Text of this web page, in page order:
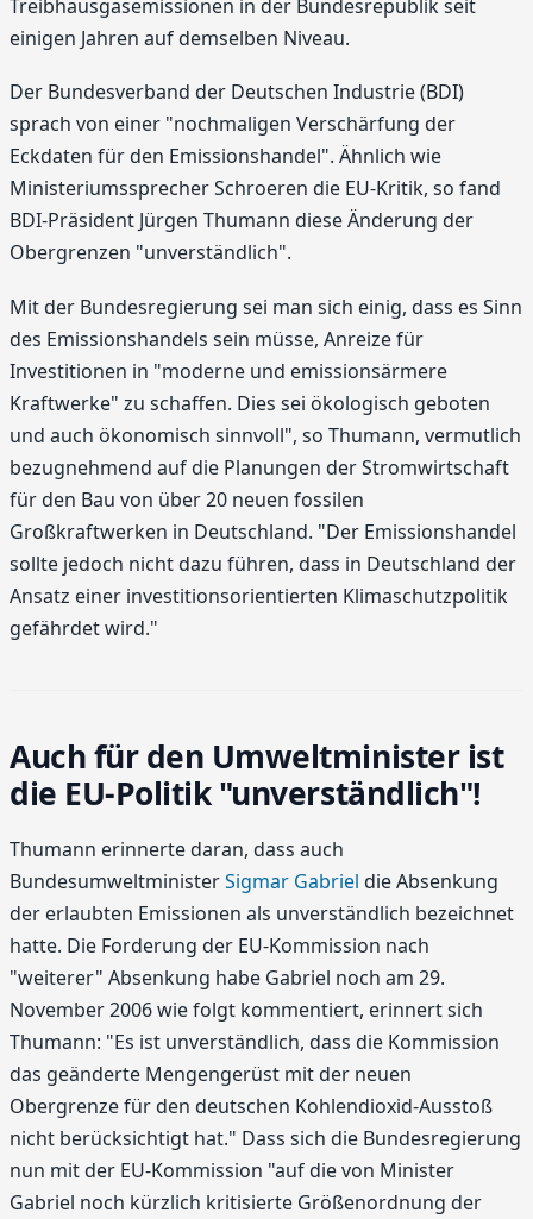
Treibhausgasemissionen in der Bundesrepublik seit
einigen Jahren auf demselben Niveau.
Der Bundesverband der Deutschen Industrie (BDI)
sprach von einer "nochmaligen Verschärfung der
Eckdaten für den Emissionshandel". Ähnlich wie
Ministeriumssprecher Schroeren die EU-Kritik, so fand
BDI-Präsident Jürgen Thumann diese Änderung der
Obergrenzen "unverständlich".
Mit der Bundesregierung sei man sich einig, dass es Sinn
des Emissionshandels sein müsse, Anreize für
Investitionen in "moderne und emissionsärmere
Kraftwerke" zu schaffen. Dies sei ökologisch geboten
und auch ökonomisch sinnvoll", so Thumann, vermutlich
bezugnehmend auf die Planungen der Stromwirtschaft
für den Bau von über 20 neuen fossilen
Großkraftwerken in Deutschland. "Der Emissionshandel
sollte jedoch nicht dazu führen, dass in Deutschland der
Ansatz einer investitionsorientierten Klimaschutzpolitik
gefährdet wird."
Auch für den Umweltminister ist
die EU-Politik "unverständlich"!
Thumann erinnerte daran, dass auch
BundesumweltministerSigmar Gabriel die Absenkung
der erlaubten Emissionen als unverständlich bezeichnet
hatte. Die Forderung der EU-Kommission nach
"weiterer" Absenkung habe Gabriel noch am 29.
November 2006 wie folgt kommentiert, erinnert sich
Thumann: "Es ist unverständlich, dass die Kommission
das geänderte Mengengerüst mit der neuen
Obergrenze für den deutschen Kohlendioxid-Ausstoß
nicht berücksichtigt hat." Dass sich die Bundesregierung
nun mit der EU-Kommission "auf die von Minister
Gabriel noch kürzlich kritisierte Größenordnung der